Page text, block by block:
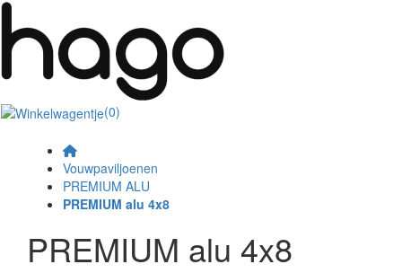
(0)
Vouwpaviljoenen
PREMIUM ALU
PREMIUM alu 4x8
PREMIUM alu 4x8